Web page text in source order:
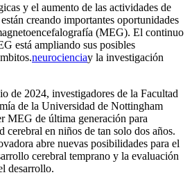
y el aumento de las actividades de
creando importantes oportunidades
(MEG). El continuo
está ampliando sus posibles
neurocienciay la investigación
de 2024, investigadores de la Facultad
de la Universidad de Nottingham
MEG de última generación para
cerebral en niños de tan solo dos años.
abre nuevas posibilidades para el
cerebral temprano y la evaluación
desarrollo.